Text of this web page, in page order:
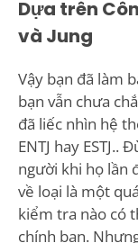
Dựa trên
và Jung
Vậy bạn đã làm
bạn vẫn chưa
đã liếc nhìn hệ
ENTJ hay
người khi họ lần
về loại là một
kiểm tra nào có
chính bạn.